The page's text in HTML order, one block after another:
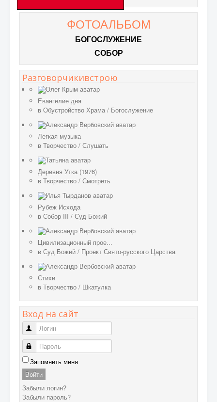
ФОТОАЛЬБОМ
БОГОСЛУЖЕНИЕ
СОБОР
Разговорчикивстрою
Евангелие дня
в Обустройство Храма / Богослужение
Легкая музыка
в Творчество / Слушать
Деревня Утка (1976)
в Творчество / Смотреть
Рубеж Исхода
в Собор III / Суд Божий
Цивилизационный прое...
в Суд Божий / Проект Свято-русского Царства
Стихи
в Творчество / Шкатулка
Вход на сайт
Логин
Пароль
Запомнить меня
Войти
Забыли логин?
Забыли пароль?